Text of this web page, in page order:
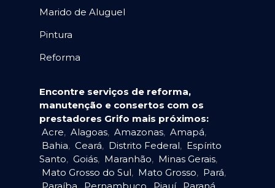
Marido de Aluguel
Pintura
Reforma
Encontre serviços de reforma,
manutenção e consertos com os
prestadores Grifo mais próximos:
Acre, Alagoas, Amazonas, Amapá,
Bahia, Ceará, Distrito Federal, Espírito
Santo, Goiás, Maranhão, Minas Gerais,
Mato Grosso do Sul, Mato Grosso, Pará,
Paraíba, Pernambuco, Piauí, Paraná,